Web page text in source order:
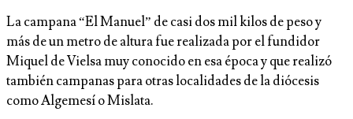
La campana “El Manuel” de casi dos mil kilos de peso y
más de un metro de altura fue realizada por el fundidor
Miquel de Vielsa muy conocido en esa época y que realizó
también campanas para otras localidades de la diócesis
como Algemesí o Mislata.